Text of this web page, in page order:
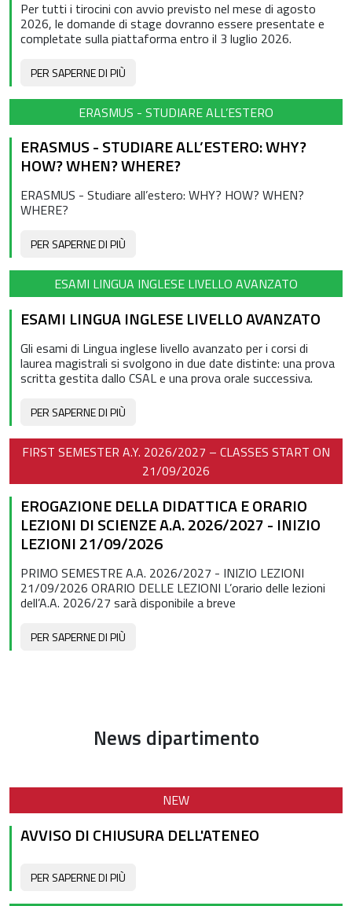
Per tutti i tirocini con avvio previsto nel mese di agosto
2026, le domande di stage dovranno essere presentate e
completate sulla piattaforma entro il 3 luglio 2026.
PER SAPERNE DI PIÙ
ERASMUS - STUDIARE ALL’ESTERO
ERASMUS - STUDIARE ALL’ESTERO: WHY?
HOW? WHEN? WHERE?
ERASMUS - Studiare all’estero: WHY? HOW? WHEN?
WHERE?
PER SAPERNE DI PIÙ
ESAMI LINGUA INGLESE LIVELLO AVANZATO
ESAMI LINGUA INGLESE LIVELLO AVANZATO
Gli esami di Lingua inglese livello avanzato per i corsi di
laurea magistrali si svolgono in due date distinte: una prova
scritta gestita dallo CSAL e una prova orale successiva.
PER SAPERNE DI PIÙ
FIRST SEMESTER A.Y. 2026/2027 – CLASSES START ON
21/09/2026
EROGAZIONE DELLA DIDATTICA E ORARIO
LEZIONI DI SCIENZE A.A. 2026/2027 - INIZIO
LEZIONI 21/09/2026
PRIMO SEMESTRE A.A. 2026/2027 - INIZIO LEZIONI
21/09/2026 ORARIO DELLE LEZIONI L’orario delle lezioni
dell’A.A. 2026/27 sarà disponibile a breve
PER SAPERNE DI PIÙ
News dipartimento
NEW
AVVISO DI CHIUSURA DELL'ATENEO
PER SAPERNE DI PIÙ